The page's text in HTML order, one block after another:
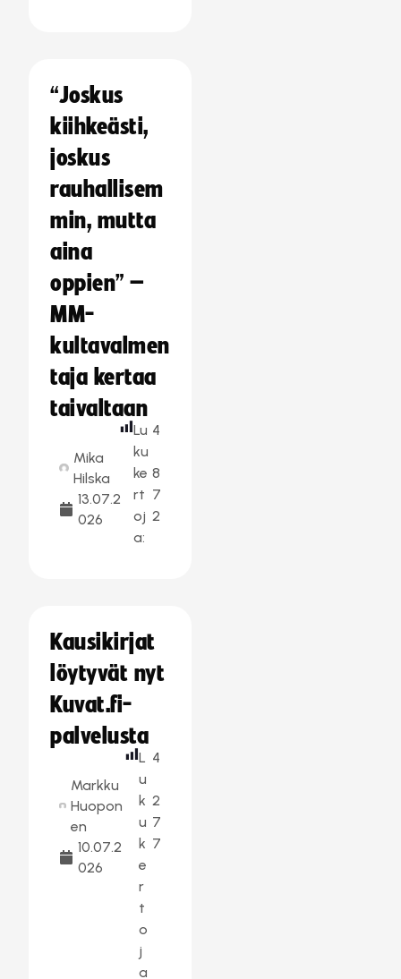
“Joskus
kiihkeästi,
joskus
rauhallisem
min, mutta
aina
oppien” –
MM-
kultavalmen
taja kertaa
taivaltaan
Mika
Hilska
13.07.2
026
Lu
ku
ke
rt
oj
a:
4
8
7
2
Kausikirjat
löytyvät nyt
Kuvat.fi-
palvelusta
Markku
Huopon
en
10.07.2
026
L
u
k
u
k
e
r
t
o
j
a
4
2
7
7